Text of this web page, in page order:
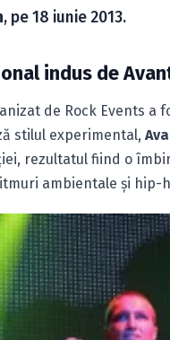
, pe 18 iunie 2013.
indus de
de Rock Events a
stilul experimental,
rezultatul fiind o
ambientale şi hip-